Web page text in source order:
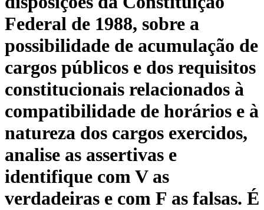
Federal de 1988, sobre a
possibilidade de acumulação de
cargos públicos e dos requisitos
constitucionais relacionados à
compatibilidade de horários e à
natureza dos cargos exercidos,
analise as assertivas e
identifique com V as
verdadeiras e com F as falsas. É